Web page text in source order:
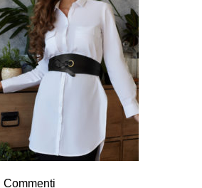
Commenti